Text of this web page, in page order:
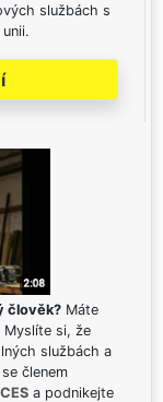
službách s
člověk? Máte
Myslíte si, že
službách a
členem
a podnikejte